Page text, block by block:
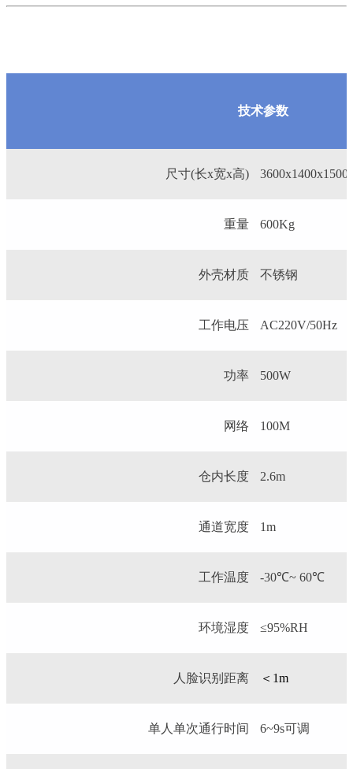
技术参数
尺寸(长x宽x高)
重量 600Kg
外壳材质 不锈钢
工作电压 AC220V/50Hz
功率 500W
网络 100M
仓内长度 2.6m
通道宽度 1m
工作温度 -30℃~ 60℃
环境湿度 ≤95%RH
人脸识别距离 ＜1m
单人单次通行时间 6~9s可调